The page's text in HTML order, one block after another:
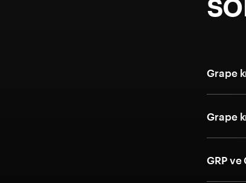
Grape
Grape
GRP ve